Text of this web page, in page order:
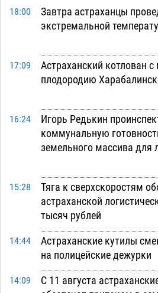
18:00
Завтра астраханцы
экстремальной
17:09
Астраханский котлован
плодородию
16:24
Игорь Редькин
коммунальную
земельного массива для
15:28
Тяга к сверхскоростям
астраханской
тысяч рублей
14:44
Астраханские кутилы
на полицейские дежурки
14:09
С 11 августа